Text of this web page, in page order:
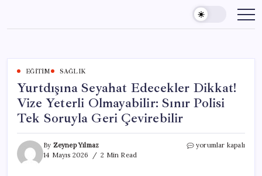
content
EĞITIM SAĞLIK
Yurtdışına Seyahat Edecekler Dikkat!
Vize Yeterli Olmayabilir: Sınır Polisi
Tek Soruyla Geri Çevirebilir
By Zeynep Yılmaz
14 Mayıs 2026
2 Min Read
Yurtdışına
yorumlar kapalı